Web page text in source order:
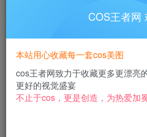
此内容为付费阅读，请付费后查看
黄金会员免费
立即购
COS王者网
本站用心收藏每一套cos美图
cos王者网致力于收藏更多更漂亮
更好的视觉盛宴
不止于cos，更是创造，为热爱加